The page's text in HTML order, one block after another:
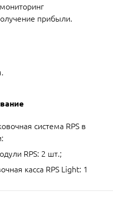
прибыли.
система RPS в
RPS: 2 шт.;
касса RPS Light: 1